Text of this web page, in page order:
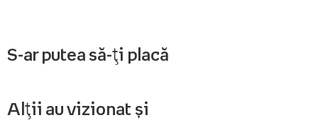
S-ar putea să-ți placă
Alții au vizionat și